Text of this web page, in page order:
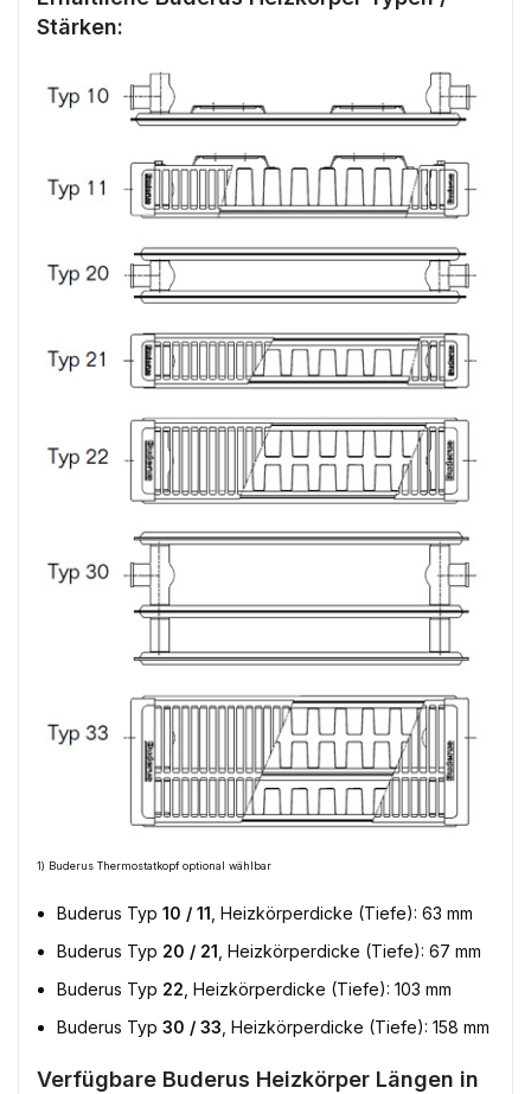
Stärken:
1) Buderus Thermostatkopf optional wählbar
Buderus Typ 10 / 11 , Heizkörperdicke (Tiefe): 63 mm
Buderus Typ 20 / 21 , Heizkörperdicke (Tiefe): 67 mm
Buderus Typ 22 , Heizkörperdicke (Tiefe): 103 mm
Buderus Typ 30 / 33 , Heizkörperdicke (Tiefe): 158 mm
Verfügbare Buderus Heizkörper Längen in